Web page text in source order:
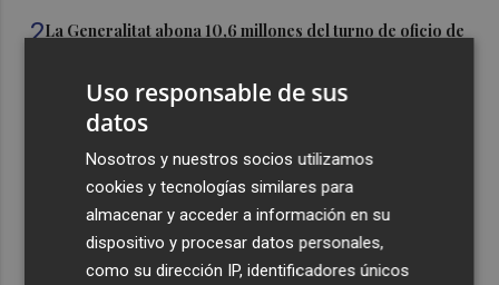
2La Generalitat abona 10,6 millones del turno de oficio de
Valencia Basket incorpora a Oumar Ballo, que jugará la
próxima temporada cedido en Galatasaray
David Cubillas regresa al Castellón
Teulada Moraira cierra temporalmente la playa del
Portet por vertidos fecales
Uso responsable de sus
datos
Nosotros y nuestros socios utilizamos
cookies y tecnologías similares para
almacenar y acceder a información en su
dispositivo y procesar datos personales,
como su dirección IP, identificadores únicos